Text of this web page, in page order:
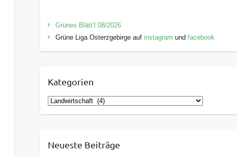
Grünes Blätt’l 08/2026
Grüne Liga Osterzgebirge auf instagram und facebook
Kategorien
K
a
gNeueste Beiträge